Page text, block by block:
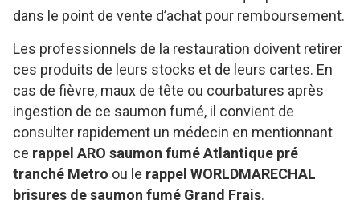
dans le point de vente d’achat pour remboursement.
Les professionnels de la restauration doivent retirer
ces produits de leurs stocks et de leurs cartes. En
cas de fièvre, maux de tête ou courbatures après
ingestion de ce saumon fumé, il convient de
consulter rapidement un médecin en mentionnant
ce rappel ARO saumon fumé Atlantique pré
tranché Metro ou le rappel WORLDMARECHAL
brisures de saumon fumé Grand Frais.